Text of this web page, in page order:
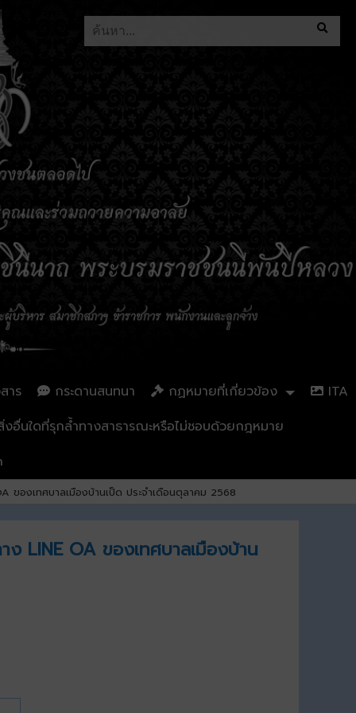
าร กระดานสนทนา กฏหมายที่เกี่ยวข้อง
ITA
อื่นใดที่รุกล้ำทางสาธารณะหรือไม่ชอบด้วยกฎหมาย
ของเทศบาลเมืองบ้านเป็ด ประจำเดือนตุลาคม 2568
LINE OA ของเทศบาลเมืองบ้าน